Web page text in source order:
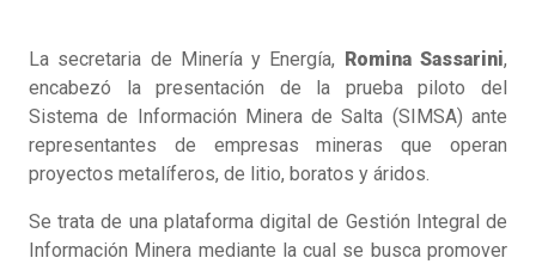
La secretaria de Minería y Energía, Romina Sassarini,
encabezó la presentación de la prueba piloto del
Sistema de Información Minera de Salta (SIMSA) ante
representantes de empresas mineras que operan
proyectos metalíferos, de litio, boratos y áridos.
Se trata de una plataforma digital de Gestión Integral de
Información Minera mediante la cual se busca promover